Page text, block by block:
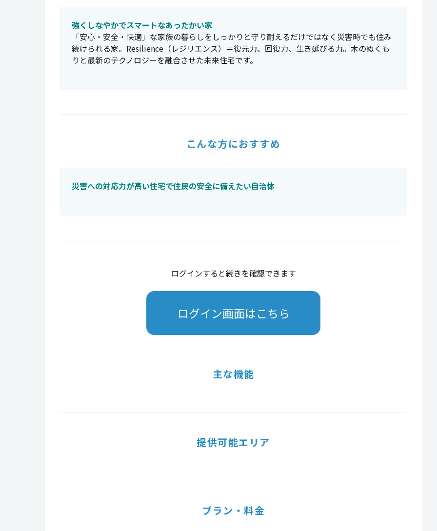
強くしなやかでスマートなあったかい家
「安心・安全・快適」な家族の暮らしをしっかりと守り耐えるだけではなく災害時でも住み
続けられる家。Resilience（レジリエンス）＝復元⼒、回復⼒、⽣き延びる⼒。⽊のぬくも
りと最新のテクノロジーを融合させた未来住宅です。
こんな方におすすめ
災害への対応力が高い住宅で住民の安全に備えたい自治体
ログインすると続きを確認できます
ログイン画面はこちら
主な機能
提供可能エリア
プラン・料金